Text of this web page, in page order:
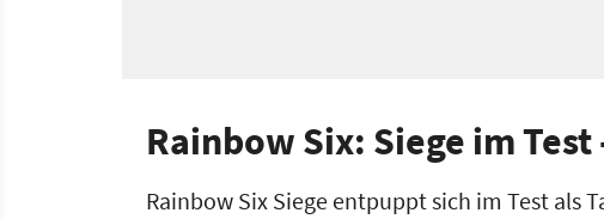
Rainbow Six: Siege im
Rainbow Six Siege entpuppt sich im Test